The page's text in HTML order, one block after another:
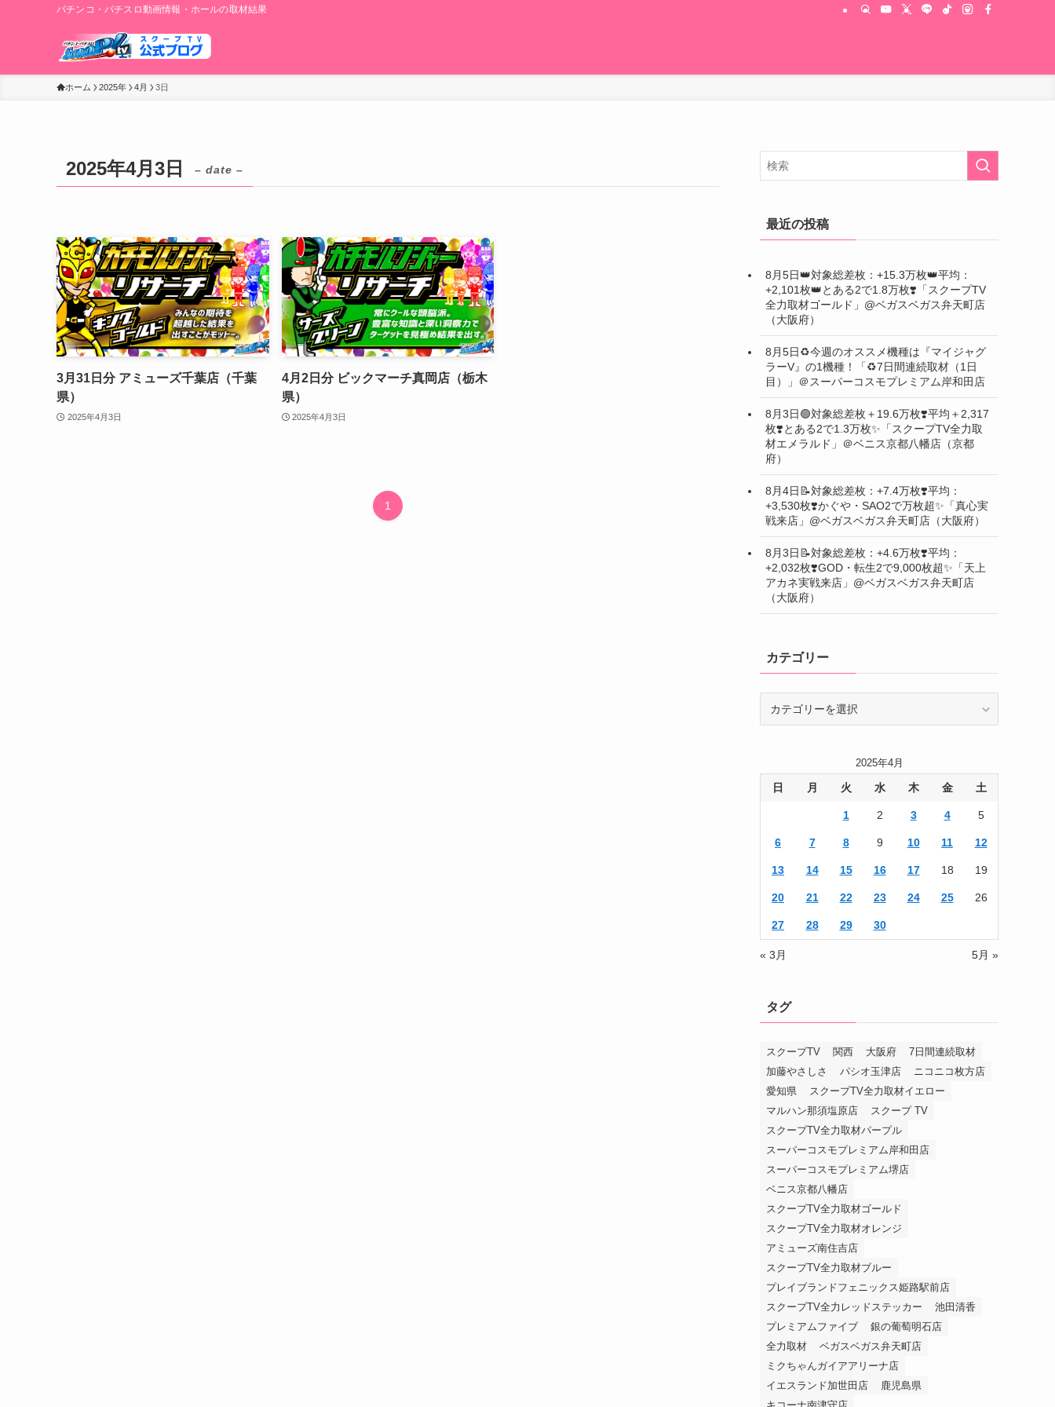
パチンコ・パチスロ動画情報・ホールの取材結果
ホーム 2025年 4月 3日
2025年4月3日 – date –
3月31日分 アミューズ千葉店（千葉
県）
2025年4月3日
4月2日分 ビックマーチ真岡店（栃木
県）
2025年4月3日
1
最近の投稿
8月5日👑対象総差枚：+15.3万枚👑平均：
+2,101枚👑とある2で1.8万枚❣️「スクープTV
全力取材ゴールド」@ベガスベガス弁天町店
（大阪府）
8月5日♻️今週のオススメ機種は『マイジャグ
ラーV』の1機種！「♻️7日間連続取材（1日
目）」＠スーパーコスモプレミアム岸和田店
8月3日🟢対象総差枚＋19.6万枚❣️平均＋2,317
枚❣️とある2で1.3万枚✨「スクープTV全力取
材エメラルド」＠ベニス京都八幡店（京都
府）
8月4日📝対象総差枚：+7.4万枚❣️平均：
+3,530枚❣️かぐや・SAO2で万枚超✨「真心実
戦来店」@ベガスベガス弁天町店（大阪府）
8月3日📝対象総差枚：+4.6万枚❣️平均：
+2,032枚❣️GOD・転生2で9,000枚超✨「天上
アカネ実戦来店」@ベガスベガス弁天町店
（大阪府）
カテゴリー
2025年4月
日 月 火 水 木 金 土
1 2 3 4 5
6 7 8 9 10 11 12
13 14 15 16 17 18 19
20 21 22 23 24 25 26
27 28 29 30
« 3月 5月 »
タグ
スクープTV 関西 大阪府
7日間連続取材
加藤やさしさ
パシオ玉津店
ニコニコ枚方店
愛知県
スクープTV全力取材イエロー
マルハン那須塩原店
スクープ TV
スクープTV全力取材パープル
スーパーコスモプレミアム岸和田店
スーパーコスモプレミアム堺店
ベニス京都八幡店
スクープTV全力取材ゴールド
スクープTV全力取材オレンジ
アミューズ南住吉店
スクープTV全力取材ブルー
プレイブランドフェニックス姫路駅前店
スクープTV全力レッドステッカー
池田清香
プレミアムファイブ
銀の葡萄明石店
全力取材
ベガスベガス弁天町店
ミクちゃんガイアアリーナ店
イエスランド加世田店
鹿児島県
キコーナ南津守店